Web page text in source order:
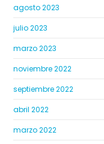
agosto 2023
julio 2023
marzo 2023
noviembre 2022
septiembre 2022
abril 2022
marzo 2022